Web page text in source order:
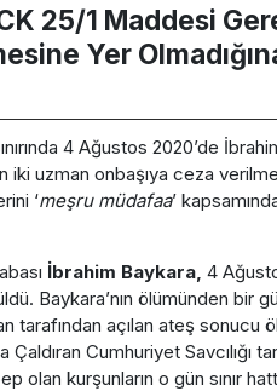
25/1 Maddesi
Yer
4 Ağustos 2020’de
iki uzman onbaşıya ceza
‘meşru müdafaa’
İbrahim Baykara, 4
Baykara’nın ölümünden bir
tarafından açılan ateş sonucu
Cumhuriyet Savcılığı
olan kurşunların o gün sınır